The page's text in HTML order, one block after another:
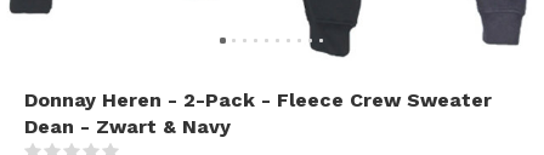
Donnay Heren - 2-Pack - Fleece Crew Sweater
Dean - Zwart & Navy